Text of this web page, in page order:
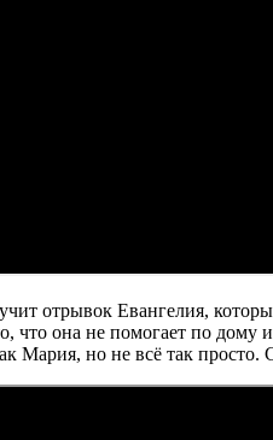
отрывок Евангелия,
что она не помогает по дому
Мария, но не всё так